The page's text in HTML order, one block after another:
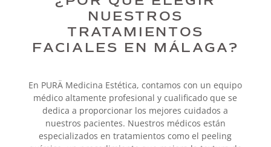
NUESTROS
TRATAMIENTOS
FACIALES EN MÁLAGA?
En PURÄ Medicina Estética, contamos con un equipo
médico altamente profesional y cualificado que se
dedica a proporcionar los mejores cuidados a
nuestros pacientes. Nuestros médicos están
especializados en tratamientos como el peeling